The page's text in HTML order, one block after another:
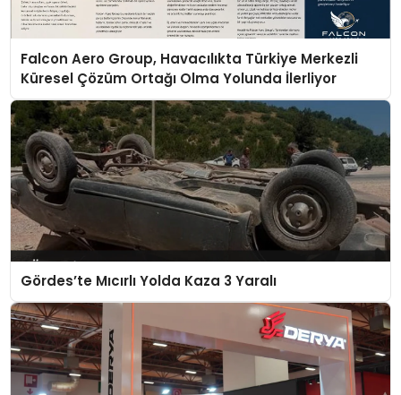
Falcon Aero Group, Havacılıkta Türkiye Merkezli
Küresel Çözüm Ortağı Olma Yolunda İlerliyor
Gördes’te Mıcırlı Yolda Kaza 3 Yaralı